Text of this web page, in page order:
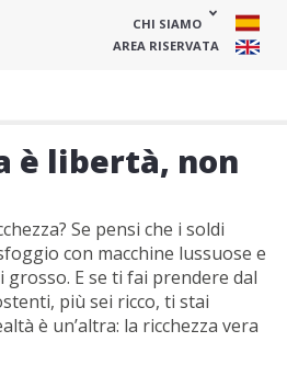
CHI SIAMO
AREA RISERVATA
è libertà, non
Se pensi che i soldi
con macchine lussuose e
grosso. E se ti fai prendere dal
più sei ricco, ti stai
è un’altra: la ricchezza vera